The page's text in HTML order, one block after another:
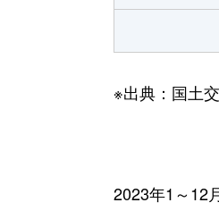
※出典：国土
2023年1～12